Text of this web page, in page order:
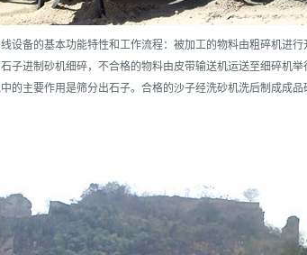
设备的基本功能特性和工作流程：被加工的物料由粗碎机进行
子进制砂机细碎，不合格的物料由皮带输送机运送至细碎机举
的主要作用是筛分出石子。合格的沙子经洗砂机洗后制成成品